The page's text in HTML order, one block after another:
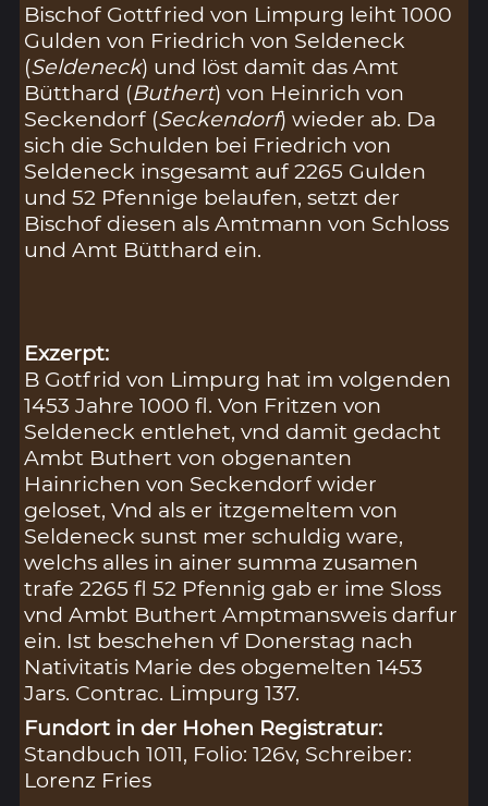
Bischof Gottfried von Limpurg leiht 1000
Gulden von Friedrich von Seldeneck
(Seldeneck) und löst damit das Amt
Bütthard (Buthert) von Heinrich von
Seckendorf (Seckendorf) wieder ab. Da
sich die Schulden bei Friedrich von
Seldeneck insgesamt auf 2265 Gulden
und 52 Pfennige belaufen, setzt der
Bischof diesen als Amtmann von Schloss
und Amt Bütthard ein.
Exzerpt:
B Gotfrid von Limpurg hat im volgenden
1453 Jahre 1000 fl. Von Fritzen von
Seldeneck entlehet, vnd damit gedacht
Ambt Buthert von obgenanten
Hainrichen von Seckendorf wider
geloset, Vnd als er itzgemeltem von
Seldeneck sunst mer schuldig ware,
welchs alles in ainer summa zusamen
trafe 2265 fl 52 Pfennig gab er ime Sloss
vnd Ambt Buthert Amptmansweis darfur
ein. Ist beschehen vf Donerstag nach
Nativitatis Marie des obgemelten 1453
Jars. Contrac. Limpurg 137.
Fundort in der Hohen Registratur:
Standbuch 1011, Folio: 126v, Schreiber:
Lorenz Fries